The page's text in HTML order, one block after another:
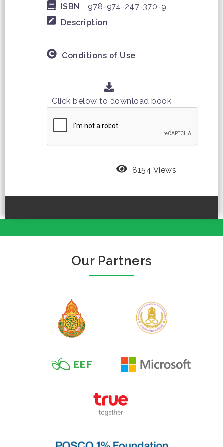
ISBN
978-974-247-370-9
Description
Conditions of Use
Click below to download book
8154 Views
Our Partners